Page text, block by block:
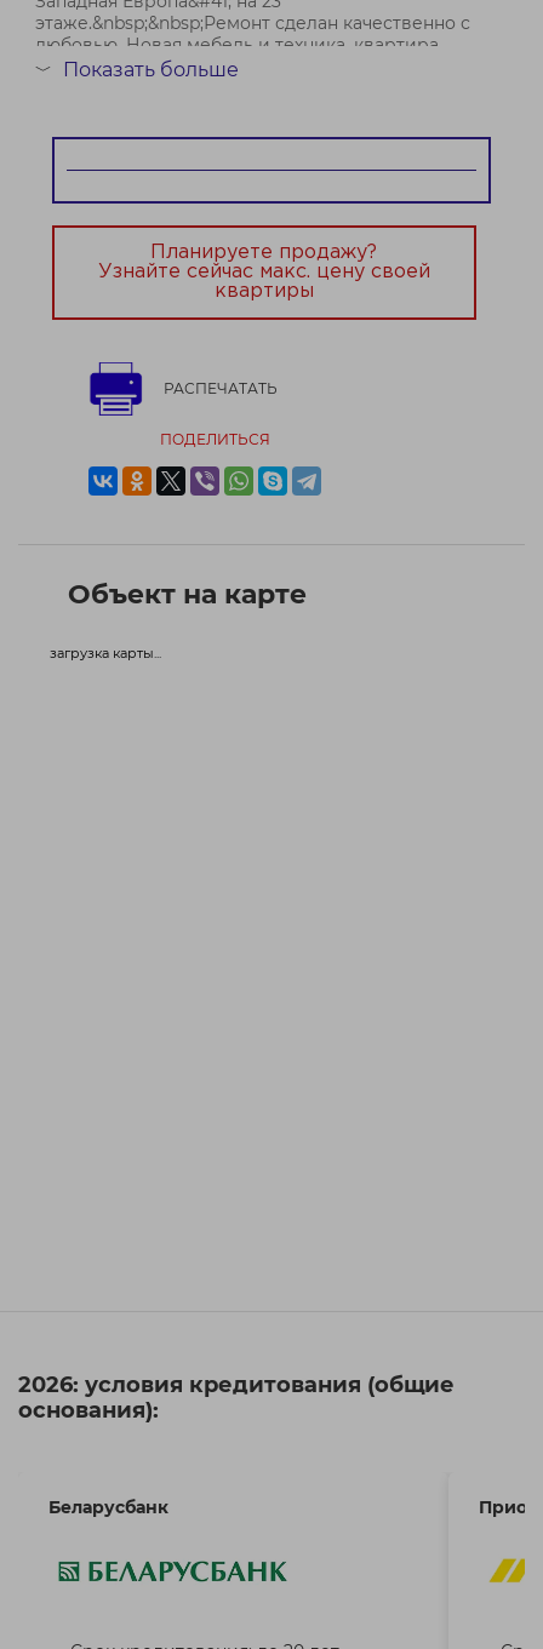
этаже.&nbsp;&nbsp;Ремонт сделан качественно с
любовью. Новая мебель и техника, квартира
полностью готова к проживанию. Полы- ламинат и
﹀ Показать больше
Планируете продажу?
Узнайте сейчас макс. цену своей
квартиры
РАСПЕЧАТАТЬ
ПОДЕЛИТЬСЯ
Объект на карте
загрузка карты...
2026: условия кредитования (общие
основания):
Беларусбанк